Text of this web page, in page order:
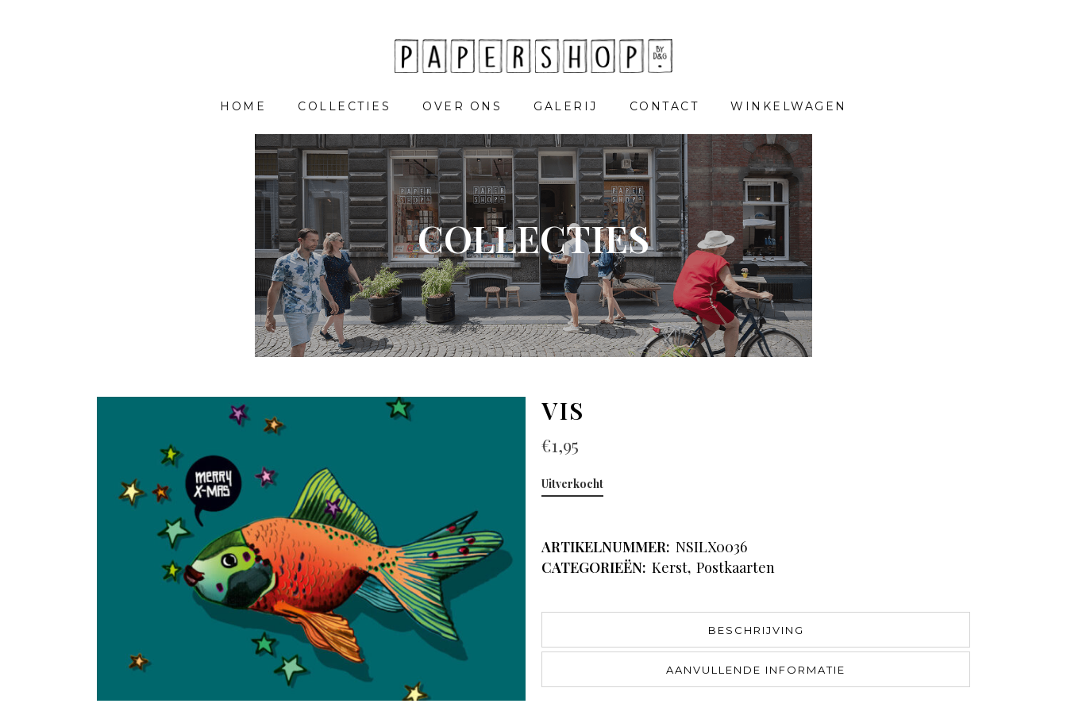
HOME COLLECTIES OVER ONS GALERIJ CONTACT WINKELWAGEN
COLLECTIES
VIS
€1,95
Uitverkocht
ARTIKELNUMMER: NSILX0036
CATEGORIEËN: Kerst, Postkaarten
BESCHRIJVING
AANVULLENDE INFORMATIE